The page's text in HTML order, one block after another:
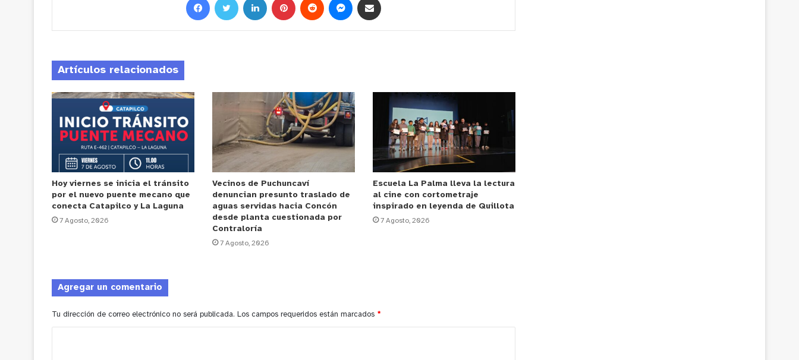
Artículos relacionados
Hoy viernes se inicia el tránsito
por el nuevo puente mecano que
conecta Catapilco y La Laguna
7 Agosto, 2026
Vecinos de Puchuncaví
denuncian presunto traslado de
aguas servidas hacia Concón
desde planta cuestionada por
Contraloría
7 Agosto, 2026
Escuela La Palma lleva la lectura
al cine con cortometraje
inspirado en leyenda de Quillota
7 Agosto, 2026
Agregar un comentario
Tu dirección de correo electrónico no será publicada. Los campos requeridos están marcados *